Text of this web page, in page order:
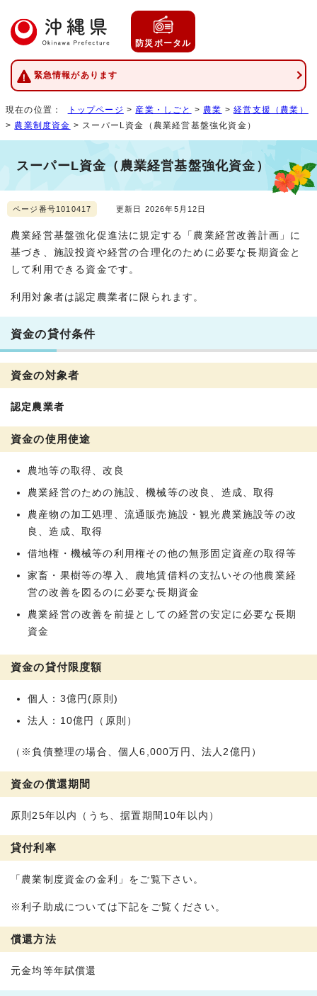
防災ポータル
緊急情報があります
現在の位置： トップページ > 産業・しごと > 農業 >経営支援（農業）
> 農業制度資金 > スーパーL資金（農業経営基盤強化資金）
スーパーL資金（農業経営基盤強化資金）
ページ番号1010417 更新日 2026年5月12日
農業経営基盤強化促進法に規定する「農業経営改善計画」に
基づき、施設投資や経営の合理化のために必要な長期資金と
して利用できる資金です。
利用対象者は認定農業者に限られます。
資金の貸付条件
資金の対象者
認定農業者
資金の使用使途
農地等の取得、改良
農業経営のための施設、機械等の改良、造成、取得
農産物の加工処理、流通販売施設・観光農業施設等の改
良、造成、取得
借地権・機械等の利用権その他の無形固定資産の取得等
家畜・果樹等の導入、農地賃借料の支払いその他農業経
営の改善を図るのに必要な長期資金
農業経営の改善を前提としての経営の安定に必要な長期
資金
資金の貸付限度額
個人：3億円(原則)
法人：10億円（原則）
（※負債整理の場合、個人6,000万円、法人2億円）
資金の償還期間
原則25年以内（うち、据置期間10年以内）
貸付利率
「農業制度資金の金利」をご覧下さい。
※利子助成については下記をご覧ください。
償還方法
元金均等年賦償還